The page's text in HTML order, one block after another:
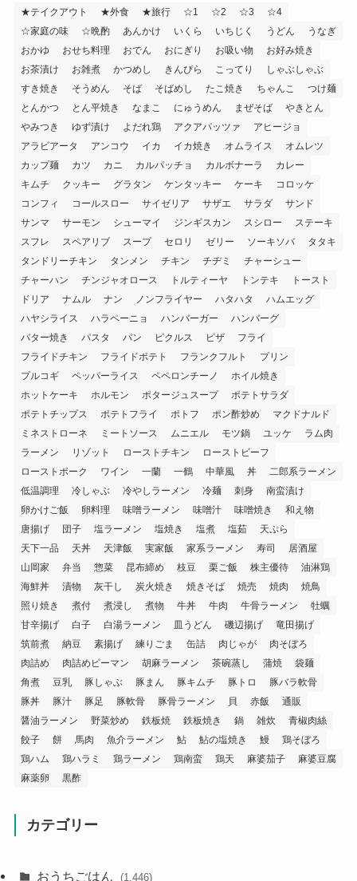
★テイクアウト ★外食 ★旅行 ☆1 ☆2 ☆3
☆4
☆家庭の味
☆晩酌 あんかけ いくら いちじく うどん
うなぎ
おかゆ
おせち料理 おでん おにぎり お吸い物
お好み焼き
お茶漬け
お雑煮 かつめし きんぴら こってり
しゃぶしゃぶ
すき焼き
そうめん そば そばめし たこ焼き ちゃんこ
つけ麺
とんかつ
とん平焼き なまこ にゅうめん まぜそば
やきとん
やみつき
ゆず漬け よだれ鶏 アクアパッツァ
アヒージョ
アラビアータ
アンコウ イカ イカ焼き オムライス
オムレツ
カップ麺
カツ カニ カルパッチョ カルボナーラ
カレー
キムチ
クッキー グラタン ケンタッキー ケーキ
コロッケ
コンフィ
コールスロー サイゼリア サザエ サラダ
サンド
サンマ
サーモン シューマイ ジンギスカン スシロー
ステーキ
スフレ
スペアリブ スープ セロリ ゼリー ソーキソバ
タタキ
タンドリーチキン
タンメン チキン チヂミ
チャーシュー
チャーハン
チンジャオロース トルティーヤ トンテキ
トースト
ドリア
ナムル ナン ノンフライヤー ハタハタ
ハムエッグ
ハヤシライス
ハラペーニョ ハンバーガー
ハンバーグ
バター焼き
パスタ パン ピクルス ピザ
フライ
フライドチキン
フライドポテト フランクフルト
プリン
プルコギ
ペッパーライス ペペロンチーノ
ホイル焼き
ホットケーキ
ホルモン ポタージュスープ
ポテトサラダ
ポテトチップス
ポテトフライ ポトフ ポン酢炒め
マクドナルド
ミネストローネ
ミートソース ムニエル モツ鍋 ユッケ
ラム肉
ラーメン
リゾット ローストチキン
ローストビーフ
ローストポーク
ワイン 一蘭 一鶴 中華風 丼
二郎系ラーメン
低温調理
冷しゃぶ 冷やしラーメン 冷麺 刺身
南蛮漬け
卵かけご飯
卵料理 味噌ラーメン 味噌汁 味噌焼き
和え物
唐揚げ
団子 塩ラーメン 塩焼き 塩煮 塩茹
天ぷら
天下一品
天丼 天津飯 実家飯 家系ラーメン 寿司
居酒屋
山岡家
弁当 惣菜 昆布締め 枝豆 栗ご飯 株主優待
油淋鶏
海鮮丼
漬物 灰干し 炭火焼き 焼きそば 焼売 焼肉
焼鳥
照り焼き
煮付 煮浸し 煮物 牛丼 牛肉 牛骨ラーメン
牡蠣
甘辛揚げ
白子 白湯ラーメン 皿うどん 磯辺揚げ
竜田揚げ
筑前煮
納豆 素揚げ 練りごま 缶詰 肉じゃが
肉そぼろ
肉詰め
肉詰めピーマン 胡麻ラーメン 茶碗蒸し 蒲焼
袋麺
角煮
豆乳 豚しゃぶ 豚まん 豚キムチ 豚トロ
豚バラ軟骨
豚丼
豚汁 豚足 豚軟骨 豚骨ラーメン 貝 赤飯
通販
醤油ラーメン
野菜炒め 鉄板焼 鉄板焼き 鍋 雑炊
青椒肉絲
餃子
餅 馬肉 魚介ラーメン 鮎 鮎の塩焼き 鰻
鶏そぼろ
鶏ハム
鶏ハラミ 鶏ラーメン 鶏南蛮 鶏天 麻婆茄子
麻婆豆腐
麻薬卵
黒酢
カテゴリー
おうちごはん (1,446)